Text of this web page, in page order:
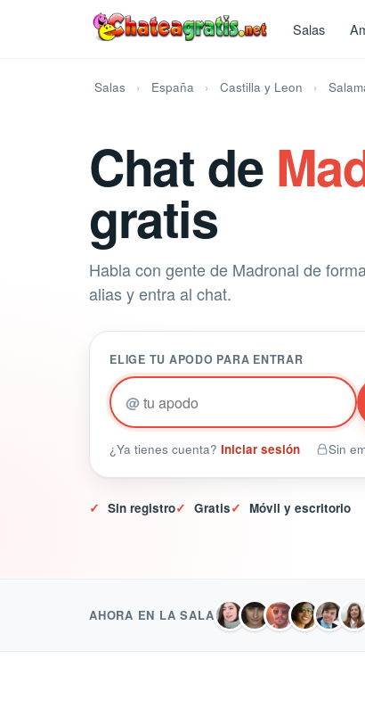
Salas
Salas España Castilla y Leon
Chat de
gratis
Habla con gente de Madronal de
alias y entra al chat.
ELIGE TU APODO PARA ENTRAR
@
¿Ya tienes cuenta? Iniciar sesión Sin
✓ Sin registro✓ Gratis✓ Móvil y escritorio
AHORA EN LA SALA